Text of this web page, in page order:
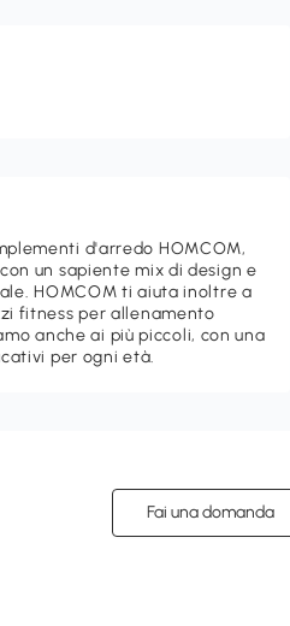
d'arredo HOMCOM,
un sapiente mix di design e
HOMCOM ti aiuta inoltre a
fitness per allenamento
anche ai più piccoli, con una
per ogni età.
Fai una domanda